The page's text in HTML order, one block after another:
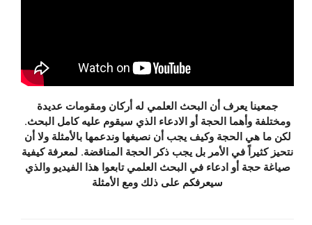
جمعينا يعرف أن البحث العلمي له أركان ومقومات عديدة
ومختلفة وأهما الحجة أو الادعاء الذي سيقوم عليه كامل البحث.
لكن ما هي الحجة وكيف يجب أن نصيغها وندعمها بالأمثلة ولا أن
نتحيز كثيراً في الأمر بل يجب ذكر الحجة المناقضة. لمعرفة كيفية
صياغة حجة أو ادعاء في البحث العلمي تابعوا هذا الفيديو والذي
سيعرفكم على ذلك ومع الأمثلة